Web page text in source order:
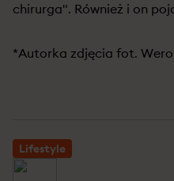
chirurga". Również i on
*Autorka zdjęcia fot.
Lifestyle